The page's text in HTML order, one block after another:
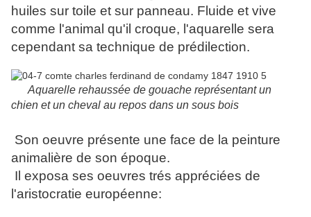
huiles sur toile et sur panneau. Fluide et vive
comme l'animal qu'il croque, l'aquarelle sera
cependant sa technique de prédilection.
Aquarelle rehaussée de gouache représentant un
chien et un cheval au repos dans un sous bois
Son oeuvre présente une face de la peinture
animalière de son époque.
Il exposa ses oeuvres trés appréciées de
l'aristocratie européenne: